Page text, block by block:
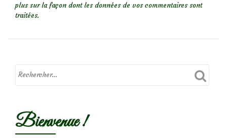
plus sur la façon dont les données de vos commentaires sont
traitées.
Bienvenue !